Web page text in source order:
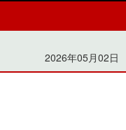
2026年05月02日